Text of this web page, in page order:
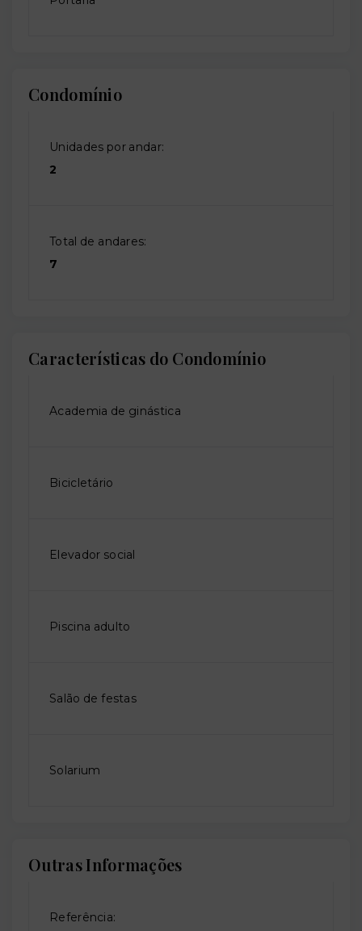
Condomínio
Unidades por andar:
2
Total de andares:
7
Características do Condomínio
Academia de ginástica
Bicicletário
Elevador social
Piscina adulto
Salão de festas
Solarium
Outras Informações
Referência: